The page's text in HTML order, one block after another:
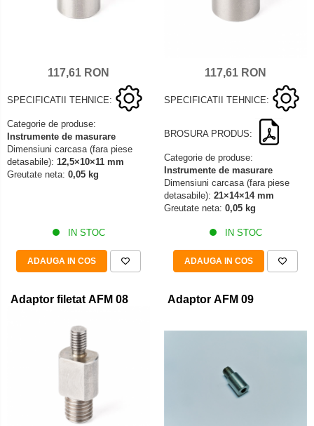
117,61 RON
SPECIFICATII TEHNICE:
Categorie de produse:
Instrumente de masurare
Dimensiuni carcasa (fara piese
detasabile): 12,5×10×11 mm
Greutate neta: 0,05 kg
IN STOC
ADAUGA IN COS
117,61 RON
SPECIFICATII TEHNICE:
BROSURA PRODUS:
Categorie de produse:
Instrumente de masurare
Dimensiuni carcasa (fara piese
detasabile): 21×14×14 mm
Greutate neta: 0,05 kg
IN STOC
ADAUGA IN COS
Adaptor filetat AFM 08 Adaptor AFM 09